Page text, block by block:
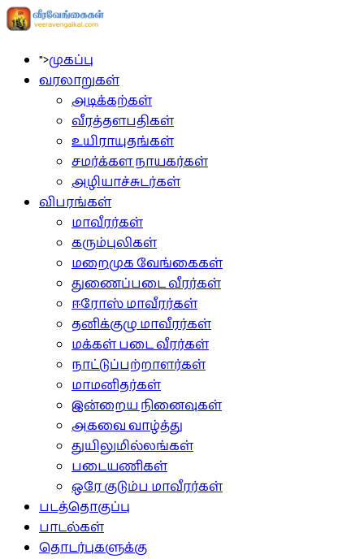
">முகப்பு
வரலாறுகள்
அடிக்கற்கள்
வீரத்தளபதிகள்
உயிராயுதங்கள்
சமர்க்கள நாயகர்கள்
அழியாச்சுடர்கள்
விபரங்கள்
மாவீரர்கள்
கரும்புலிகள்
மறைமுக வேங்கைகள்
துணைப்படை வீரர்கள்
ஈரோஸ் மாவீரர்கள்
தனிக்குழு மாவீரர்கள்
மக்கள் படை வீரர்கள்
நாட்டுப்பற்றாளர்கள்
மாமனிதர்கள்
இன்றைய நினைவுகள்
அகவை வாழ்த்து
துயிலுமில்லங்கள்
படையணிகள்
ஒரே குடும்ப மாவீரர்கள்
படத்தொகுப்பு
பாடல்கள்
தொடர்புகளுக்கு